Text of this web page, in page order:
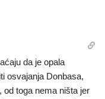
da je opala
osvajanja Donbasa,
od toga nema ništa jer